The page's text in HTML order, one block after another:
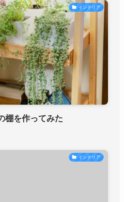
インテリア
棚を作ってみた
インテリア